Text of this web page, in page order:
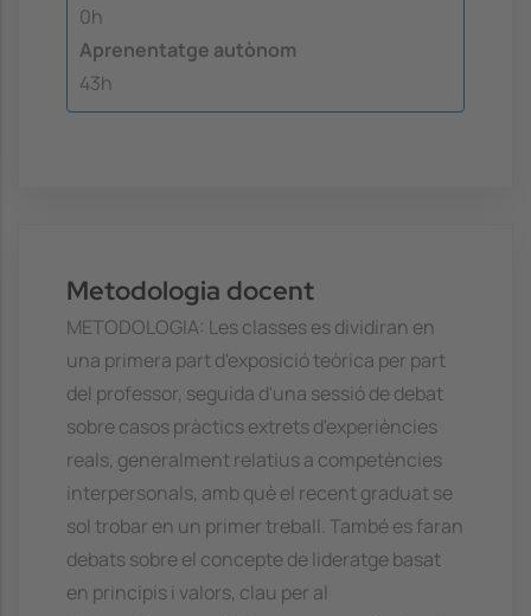
0h
Aprenentatge autònom
43h
Metodologia docent
METODOLOGIA: Les classes es dividiran en
una primera part d'exposició teòrica per part
del professor, seguida d'una sessió de debat
sobre casos pràctics extrets d'experiències
reals, generalment relatius a competències
interpersonals, amb què el recent graduat se
sol trobar en un primer treball. També es faran
debats sobre el concepte de lideratge basat
en principis i valors, clau per al